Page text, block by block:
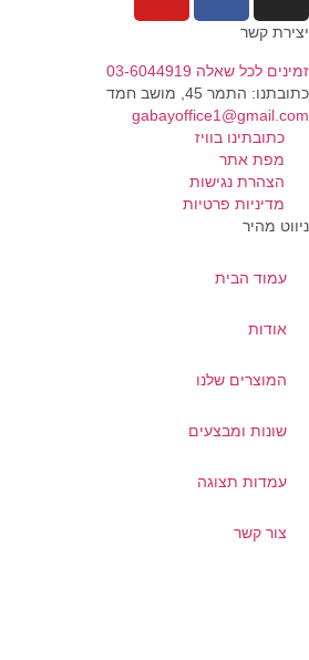
קשר
לכל שאלה 03-6044919
התמר 45, מושב חמד​
כתובתינו בוויז
מפת אתר
הצהרת נגישות
מדיניות פרטיות
מהיר
עמוד הבית
אודות
המוצרים שלנו
שונות ומבצעים
עמדות תצוגה
צור קשר